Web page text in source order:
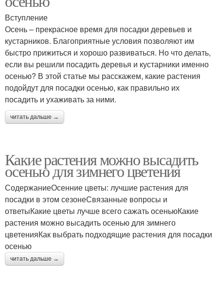
Вступление
Осень – прекрасное время для посадки деревьев и
кустарников. Благоприятные условия позволяют им
быстро прижиться и хорошо развиваться. Но что делать,
если вы решили посадить деревья и кустарники именно
осенью? В этой статье мы расскажем, какие растения
подойдут для посадки осенью, как правильно их
посадить и ухаживать за ними.
читать дальше →
Какие растения можно высадить
осенью для зимнего цветения
СодержаниеОсенние цветы: лучшие растения для
посадки в этом сезонеСвязанные вопросы и
ответыКакие цветы лучше всего сажать осеньюКакие
растения можно высадить осенью для зимнего
цветенияКак выбрать подходящие растения для посадки
осенью
читать дальше →